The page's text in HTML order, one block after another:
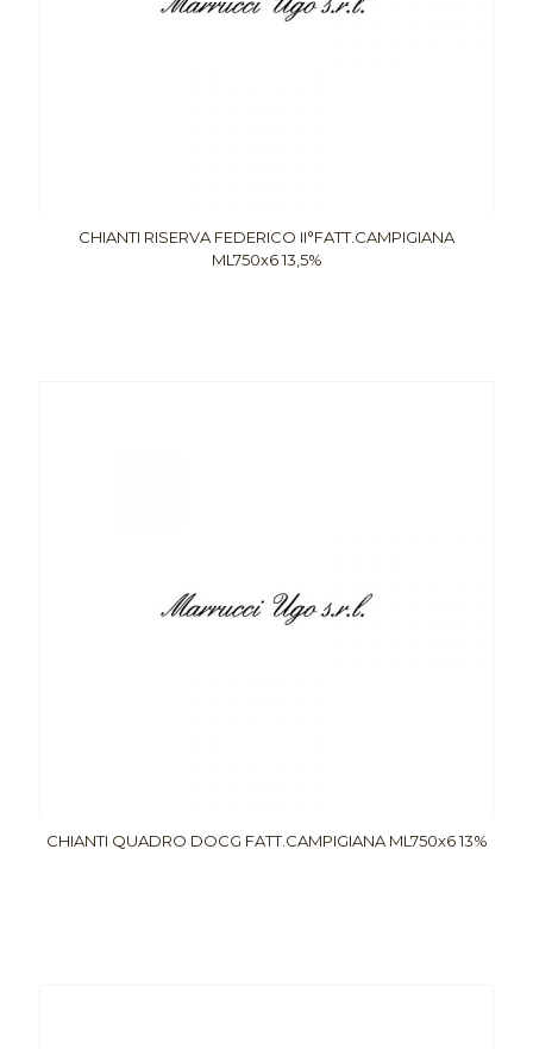
CHIANTI RISERVA FEDERICO II°FATT.CAMPIGIANA
ML750x6 13,5%
CHIANTI QUADRO DOCG FATT.CAMPIGIANA ML750x6 13%